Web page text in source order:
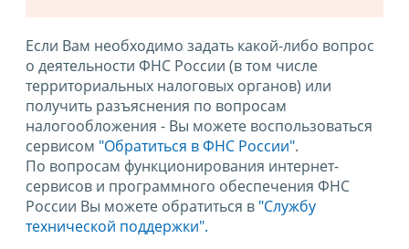
Если Вам необходимо задать какой-либо вопрос
о деятельности ФНС России (в том числе
территориальных налоговых органов) или
получить разъяснения по вопросам
налогообложения - Вы можете воспользоваться
сервисом "Обратиться в ФНС России".
По вопросам функционирования интернет-
сервисов и программного обеспечения ФНС
России Вы можете обратиться в "Службу
технической поддержки".